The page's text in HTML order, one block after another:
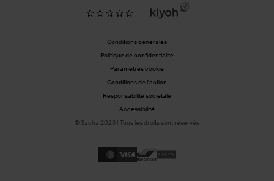
Conditions générales
Politique de confidentialité
Paramètres cookie
Conditions de l'action
Responsabilité sociétale
Accessibilité
© Sacha 2026 | Tous les droits sont réservés